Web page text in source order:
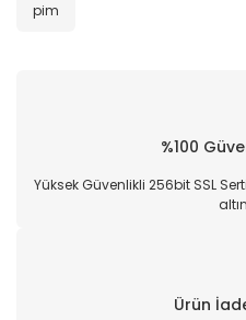
pim
%100
Yüksek Güvenlikli 256bit SSL
Ürün